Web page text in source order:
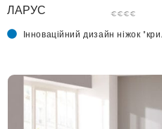
ЛАРУС €€€€
Інноваційний дизайн ніжок